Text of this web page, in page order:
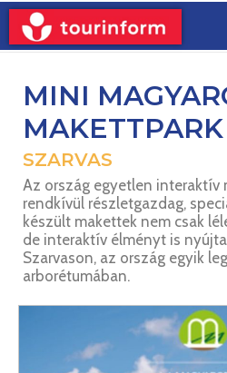
MINI
MAKETTPARK
SZARVAS
Az ország egyetlen interaktív
rendkívül részletgazdag,
készült makettek nem csak
de interaktív élményt is
Szarvason, az ország egyik
arborétumában.